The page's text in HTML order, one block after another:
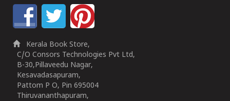
Kerala Book Store,
C/O Consors Technologies Pvt Ltd,
B-30,Pillaveedu Nagar,
Kesavadasapuram,
Pattom P O, Pin 695004
Thiruvananthapuram,